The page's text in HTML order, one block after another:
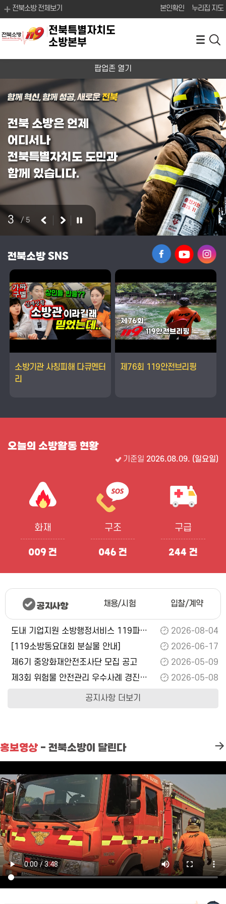
전북소방 전체보기 본인확인 누리집 지도
전북특별자치도
소방본부
전북 소방은 언제
어디서나
전북특별자치도 도민과
함께 있습니다.
3 / 5
전북소방 SNS
소방기관 사칭피해 다큐멘터
리
제76회 119안전브리핑
팝업존 열기
오늘의 소방활동 현황
기준일 2026.08.09. (일요일)
화재
009건
구조
046건
구급
244건
공지사항
도내 기업지원 소방행정서비스 119파트너십 안내
2026-08-04
[119소방동요대회 분실물 안내]
2026-06-17
제6기 중앙화재안전조사단 모집 공고
2026-05-09
제3회 위험물 안전관리 우수사례 경진대회
2026-05-08
공지사항 더보기
채용/시험 입찰/계약
홍보영상 - 전북소방이 달린다